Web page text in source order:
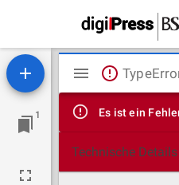
1
Mirador
Viewer
Es ist ein
Technische Details